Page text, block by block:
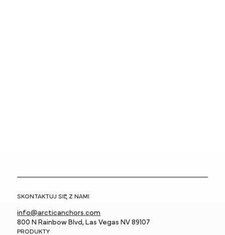
SKONTAKTUJ SIĘ Z NAMI
info@arcticanchors.com
800 N Rainbow Blvd, Las Vegas NV 89107
PRODUKTY